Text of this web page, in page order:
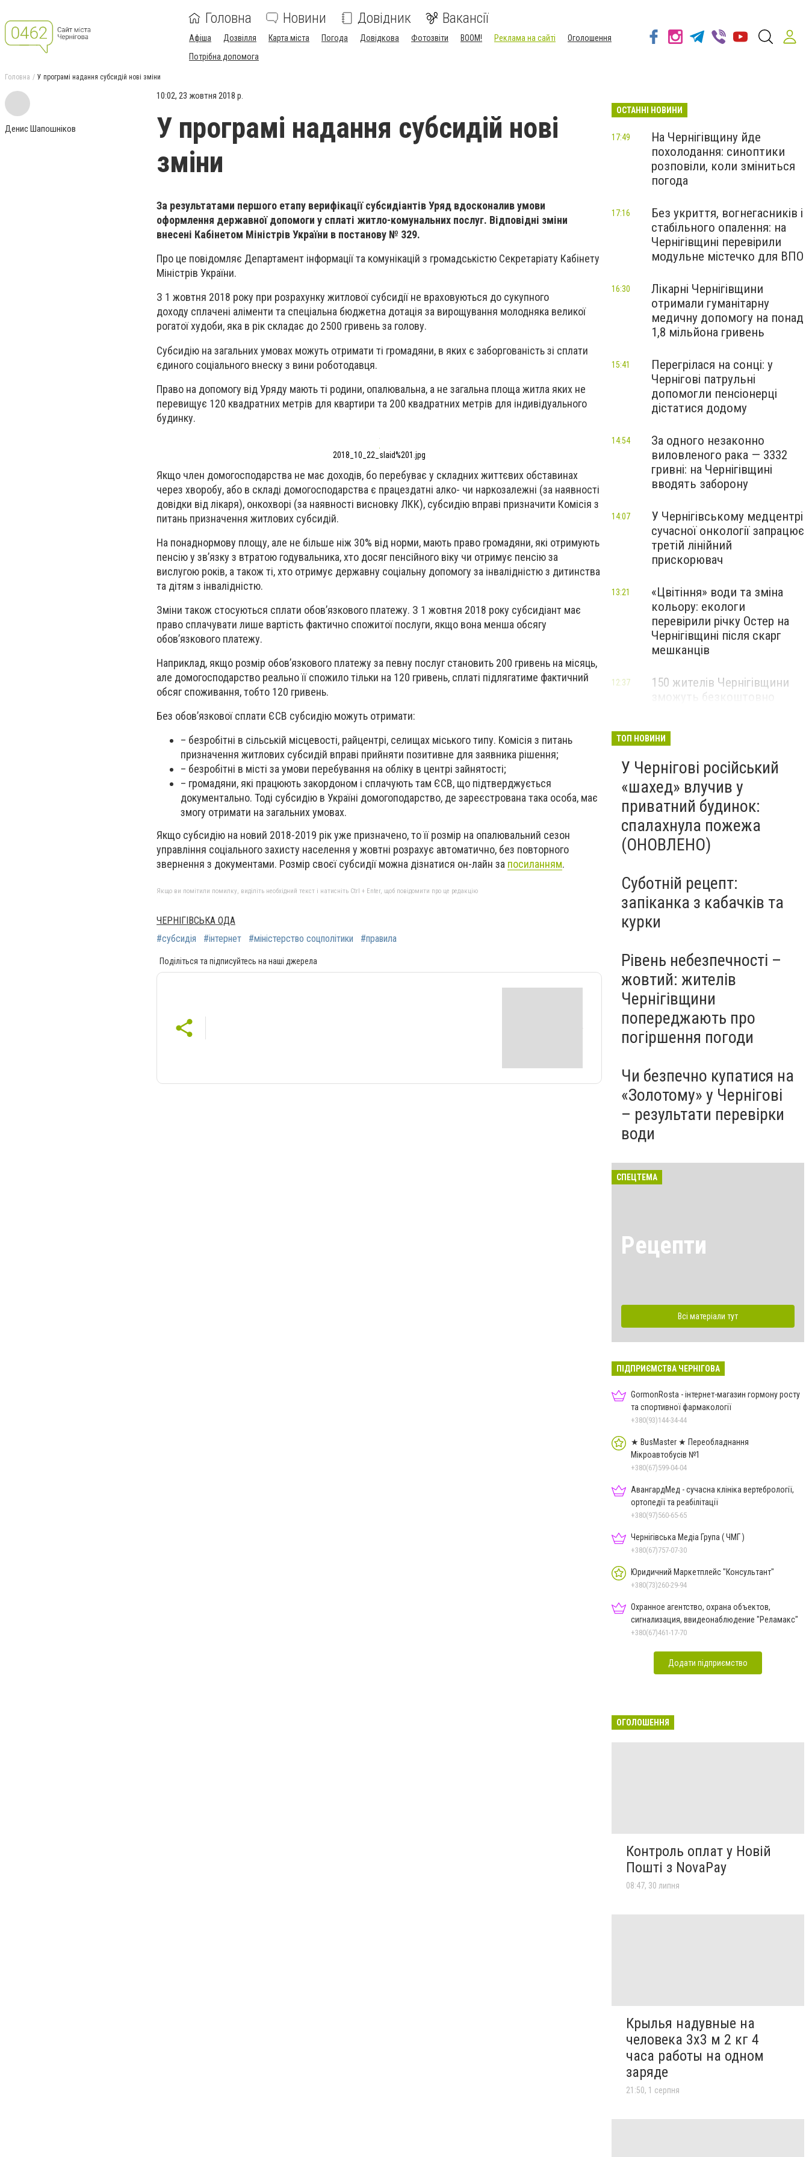
Головна Новини Довідник Вакансії
Афіша Дозвілля Карта міста Погода Довідкова Фотозвіти BOOM! Реклама на сайті
Оголошення
Потрібна допомога
Головна У програмі надання субсидій нові зміни
Денис Шапошніков
10:02, 23 жовтня 2018 р.
У програмі надання субсидій нові
зміни
За результатами першого етапу верифікації субсидіантів Уряд вдосконалив умови
оформлення державної допомоги у сплаті житло-комунальних послуг. Відповідні зміни
внесені Кабінетом Міністрів України в постанову № 329.
Про це повідомляє Департамент інформації та комунікацій з громадськістю Секретаріату Кабінету
Міністрів України.
З 1 жовтня 2018 року при розрахунку житлової субсидії не враховуються до сукупного
доходу сплачені аліменти та спеціальна бюджетна дотація за вирощування молодняка великої
рогатої худоби, яка в рік складає до 2500 гривень за голову.
Субсидію на загальних умовах можуть отримати ті громадяни, в яких є заборгованість зі сплати
єдиного соціального внеску з вини роботодавця.
Право на допомогу від Уряду мають ті родини, опалювальна, а не загальна площа житла яких не
перевищує 120 квадратних метрів для квартири та 200 квадратних метрів для індивідуального
будинку.
2018_10_22_slaid%201.jpg
Якщо член домогосподарства не має доходів, бо перебуває у складних життєвих обставинах
через хворобу, або в складі домогосподарства є працездатні алко- чи наркозалежні (за наявності
довідки від лікаря), онкохворі (за наявності висновку ЛКК), субсидію вправі призначити Комісія з
питань призначення житлових субсидій.
На понаднормову площу, але не більше ніж 30% від норми, мають право громадяни, які отримують
пенсію у зв’язку з втратою годувальника, хто досяг пенсійного віку чи отримує пенсію за
вислугою років, а також ті, хто отримує державну соціальну допомогу за інвалідністю з дитинства
та дітям з інвалідністю.
Зміни також стосуються сплати обов’язкового платежу. З 1 жовтня 2018 року субсидіант має
право сплачувати лише вартість фактично спожитої послуги, якщо вона менша обсягу
обов’язкового платежу.
Наприклад, якщо розмір обов’язкового платежу за певну послуг становить 200 гривень на місяць,
але домогосподарство реально її спожило тільки на 120 гривень, сплаті підлягатиме фактичний
обсяг споживання, тобто 120 гривень.
Без обов’язкової сплати ЄСВ субсидію можуть отримати:
– безробітні в сільській місцевості, райцентрі, селищах міського типу. Комісія з питань
призначення житлових субсидій вправі прийняти позитивне для заявника рішення;
– безробітні в місті за умови перебування на обліку в центрі зайнятості;
– громадяни, які працюють закордоном і сплачують там ЄСВ, що підтверджується
документально. Тоді субсидію в Україні домогоподарство, де зареєстрована така особа, має
змогу отримати на загальних умовах.
Якщо субсидію на новий 2018-2019 рік уже призначено, то її розмір на опалювальний сезон
управління соціального захисту населення у жовтні розрахує автоматично, без повторного
звернення з документами. Розмір своєї субсидії можна дізнатися он-лайн за посиланням.
Якщо ви помітили помилку, виділіть необхідний текст і натисніть Ctrl + Enter, щоб повідомити про це редакцію
ЧЕРНІГІВСЬКА ОДА
#субсидія
#інтернет #міністерство соцполітики #правила
Поділіться та підписуйтесь на наші джерела
ОСТАННІ НОВИНИ
На Чернігівщину йде
похолодання: синоптики
розповіли, коли зміниться
погода
17:49
Без укриття, вогнегасників і
стабільного опалення: на
Чернігівщині перевірили
модульне містечко для ВПО
17:16
Лікарні Чернігівщини
отримали гуманітарну
медичну допомогу на понад
1,8 мільйона гривень
16:30
Перегрілася на сонці: у
Чернігові патрульні
допомогли пенсіонерці
дістатися додому
15:41
За одного незаконно
виловленого рака — 3332
гривні: на Чернігівщині
вводять заборону
14:54
У Чернігівському медцентрі
сучасної онкології запрацює
третій лінійний
прискорювач
14:07
«Цвітіння» води та зміна
кольору: екологи
перевірили річку Остер на
Чернігівщині після скарг
мешканців
13:21
150 жителів Чернігівщини
зможуть безкоштовно
12:37
ТОП НОВИНИ
У Чернігові російський
«шахед» влучив у
приватний будинок:
спалахнула пожежа
(ОНОВЛЕНО)
Суботній рецепт:
запіканка з кабачків та
курки
Рівень небезпечності –
жовтий: жителів
Чернігівщини
попереджають про
погіршення погоди
Чи безпечно купатися на
«Золотому» у Чернігові
– результати перевірки
води
СПЕЦТЕМА
Рецепти
Всі матеріали тут
ПІДПРИЄМСТВА ЧЕРНІГОВА
GormonRosta - інтернет-магазин гормону росту
та спортивної фармакології
+380(93)144-34-44
★ BusMaster ★ Переобладнання
Мікроавтобусів №1
+380(67)599-04-04
АвангардМед - сучасна клініка вертебрології,
ортопедії та реабілітації
+380(97)560-65-65
Чернігівська Медіа Група ( ЧМГ )
+380(67)757-07-30
Юридичний Маркетплейс "Консультант"
+380(73)260-29-94
Охранное агентство, охрана объектов,
сигнализация, ввидеонаблюдение "Реламакс"
+380(67)461-17-70
Додати підприємство
ОГОЛОШЕННЯ
Контроль оплат у Новій
Пошті з NovaPay
08:47, 30 липня
Крылья надувные на
человека 3х3 м 2 кг 4
часа работы на одном
заряде
21:50, 1 серпня